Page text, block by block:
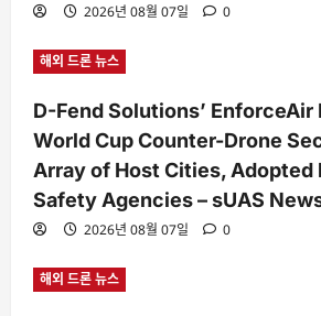
2026년 08월 07일 0
해외 드론 뉴스
D-Fend Solutions’ EnforceAir
World Cup Counter-Drone
Array of Host Cities, Adopted
Safety Agencies – sUAS
2026년 08월 07일 0
해외 드론 뉴스